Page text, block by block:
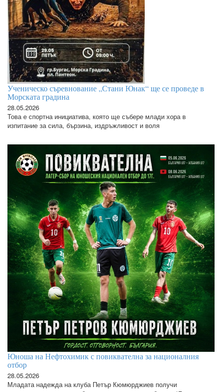
Ученическо съревнование „Стани Юнак“ ще се проведе в
Морската градина
28.05.2026
Това е спортна инициатива, която ще събере млади хора в
изпитание за сила, бързина, издръжливост и воля
Юноша на Нефтохимик с повиквателна за националния
отбор
28.05.2026
Младата надежда на клуба Петър Кюмюрджиев получи